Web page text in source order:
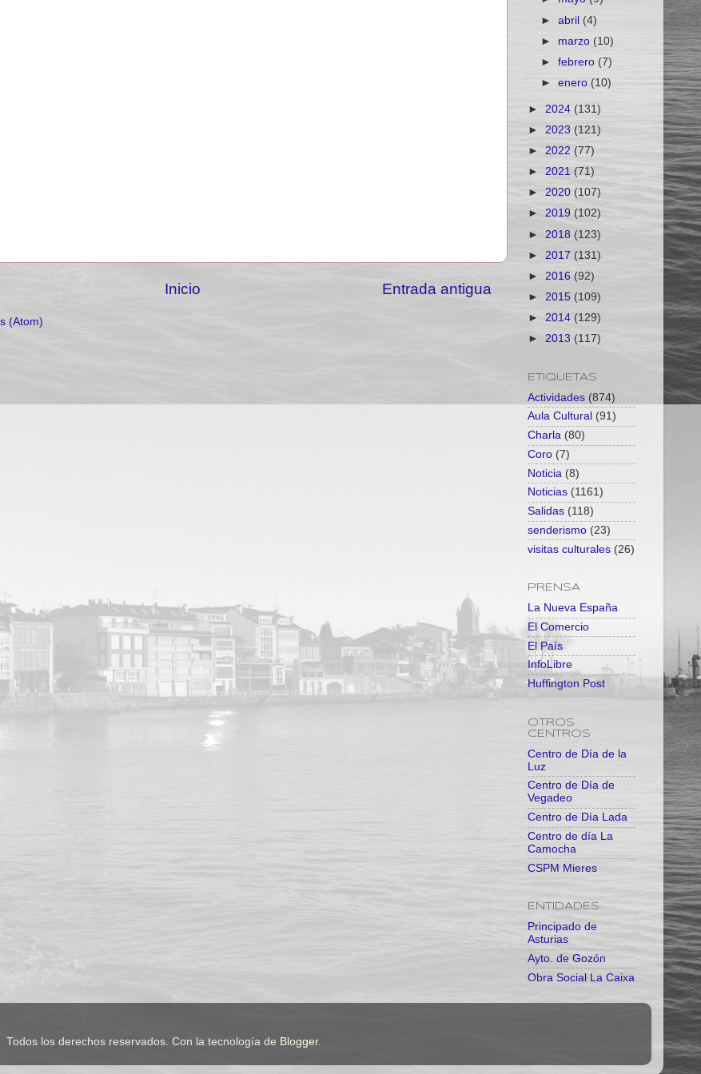
Entrada antigua
Inicio
(Atom)
►abril (4)
► marzo(10)
►febrero (7)
►enero(10)
► 2024 (131)
► 2023 (121)
► 2022 (77)
► 2021 (71)
► 2020 (107)
► 2019 (102)
► 2018 (123)
► 2017 (131)
► 2016 (92)
► 2015 (109)
► 2014 (129)
► 2013 (117)
ETIQUETAS
Actividades (874)
Aula Cultural (91)
Charla (80)
Coro (7)
Noticia (8)
Noticias (1161)
Salidas (118)
senderismo (23)
visitas culturales (26)
PRENSA
La Nueva España
El Comercio
El País
InfoLibre
Huffington Post
OTROS
CENTROS
Centro de Día de la
Luz
Centro de Día de
Vegadeo
Centro de Día Lada
Centro de día La
Camocha
CSPM Mieres
ENTIDADES
Principado de
Asturias
Ayto. de Gozón
Obra Social La Caixa
Todos los derechos reservados. Con la tecnología de Blogger.